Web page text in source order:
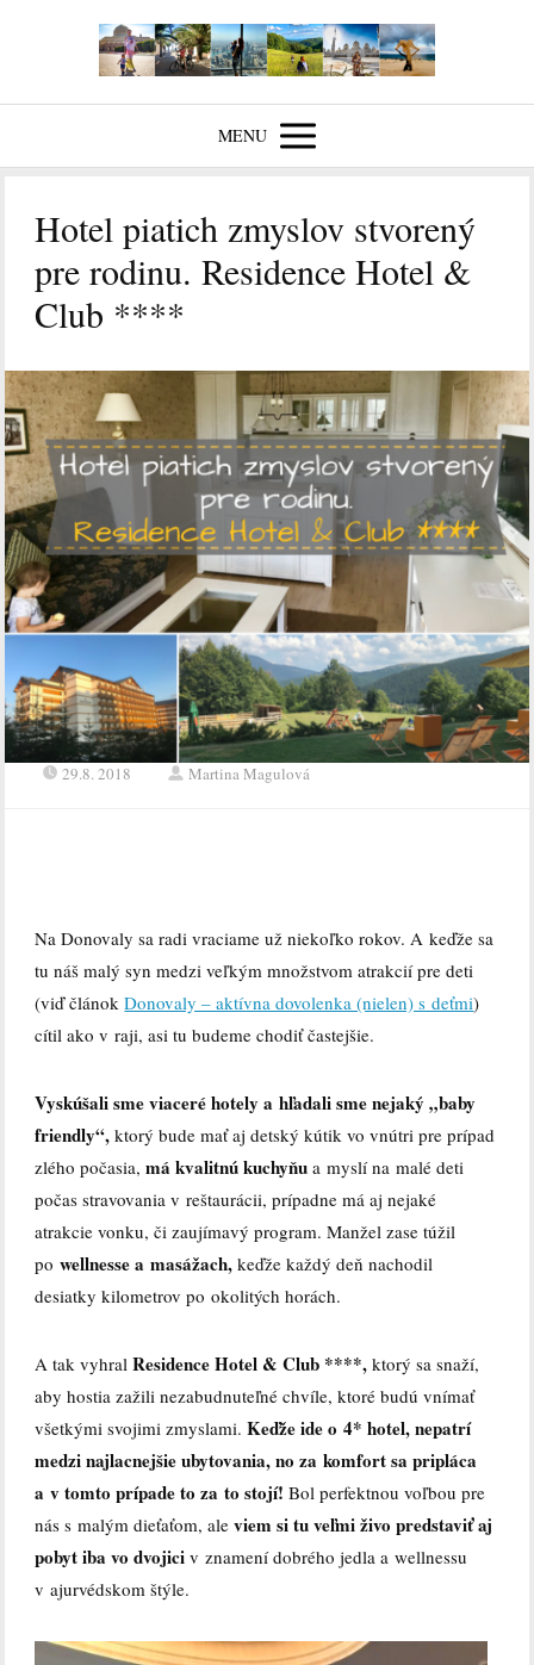
MENU
Hotel piatich zmyslov stvorený
pre rodinu. Residence Hotel &
Club ****
29.8. 2018 Martina Magulová
Na Donovaly sa radi vraciame už niekoľko rokov. A keďže sa
tu náš malý syn medzi veľkým množstvom atrakcií pre deti
(viď článokDonovaly – aktívna dovolenka (nielen) s deťmi)
cítil ako v raji, asi tu budeme chodiť častejšie.
Vyskúšali sme viaceré hotely a hľadali sme nejaký „baby
friendly“, ktorý bude mať aj detský kútik vo vnútri pre prípad
zlého počasia,má kvalitnú kuchyňu a myslí na malé deti
počas stravovania v reštaurácii, prípadne má aj nejaké
atrakcie vonku, či zaujímavý program. Manžel zase túžil
powellnesse a masážach, keďže každý deň nachodil
desiatky kilometrov po okolitých horách.
A tak vyhralResidence Hotel & Club ****, ktorý sa snaží,
aby hostia zažili nezabudnuteľné chvíle, ktoré budú vnímať
všetkými svojimi zmyslami.Keďže ide o 4* hotel, nepatrí
medzi najlacnejšie ubytovania, no za komfort sa pripláca
a v tomto prípade to za to stojí! Bol perfektnou voľbou pre
nás s malým dieťaťom, aleviem si tu veľmi živo predstaviť aj
pobyt iba vo dvojici v znamení dobrého jedla a wellnessu
v ajurvédskom štýle.